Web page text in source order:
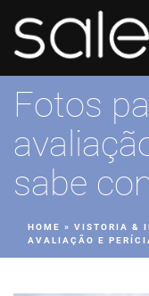
Fotos
sabe
HOME » VISTORIA &
AVALIAÇÃO E